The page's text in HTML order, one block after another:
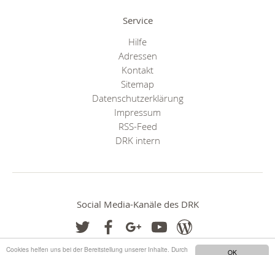
OK
Cookies helfen uns bei der Bereitstellung unserer Inhalte. Durch
Service
Hilfe
Adressen
Kontakt
Sitemap
Datenschutzerklärung
Impressum
RSS-Feed
DRK intern
Social Media-Kanäle des DRK